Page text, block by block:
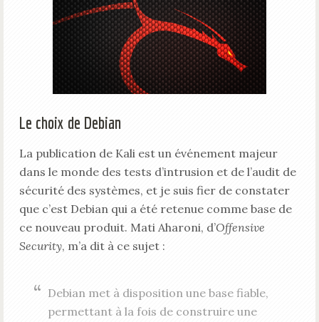
Le choix de Debian
La publication de Kali est un événement majeur
dans le monde des tests d’intrusion et de l’audit de
sécurité des systèmes, et je suis fier de constater
que c’est Debian qui a été retenue comme base de
ce nouveau produit. Mati Aharoni, d’Offensive
Security, m’a dit à ce sujet :
Debian met à disposition une base fiable,
permettant à la fois de construire une